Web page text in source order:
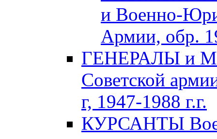
и Военно-
Армии, обр.
ГЕНЕРАЛЫ и
Советской
г, 1947-1988 г.г.
КУРСАНТЫ